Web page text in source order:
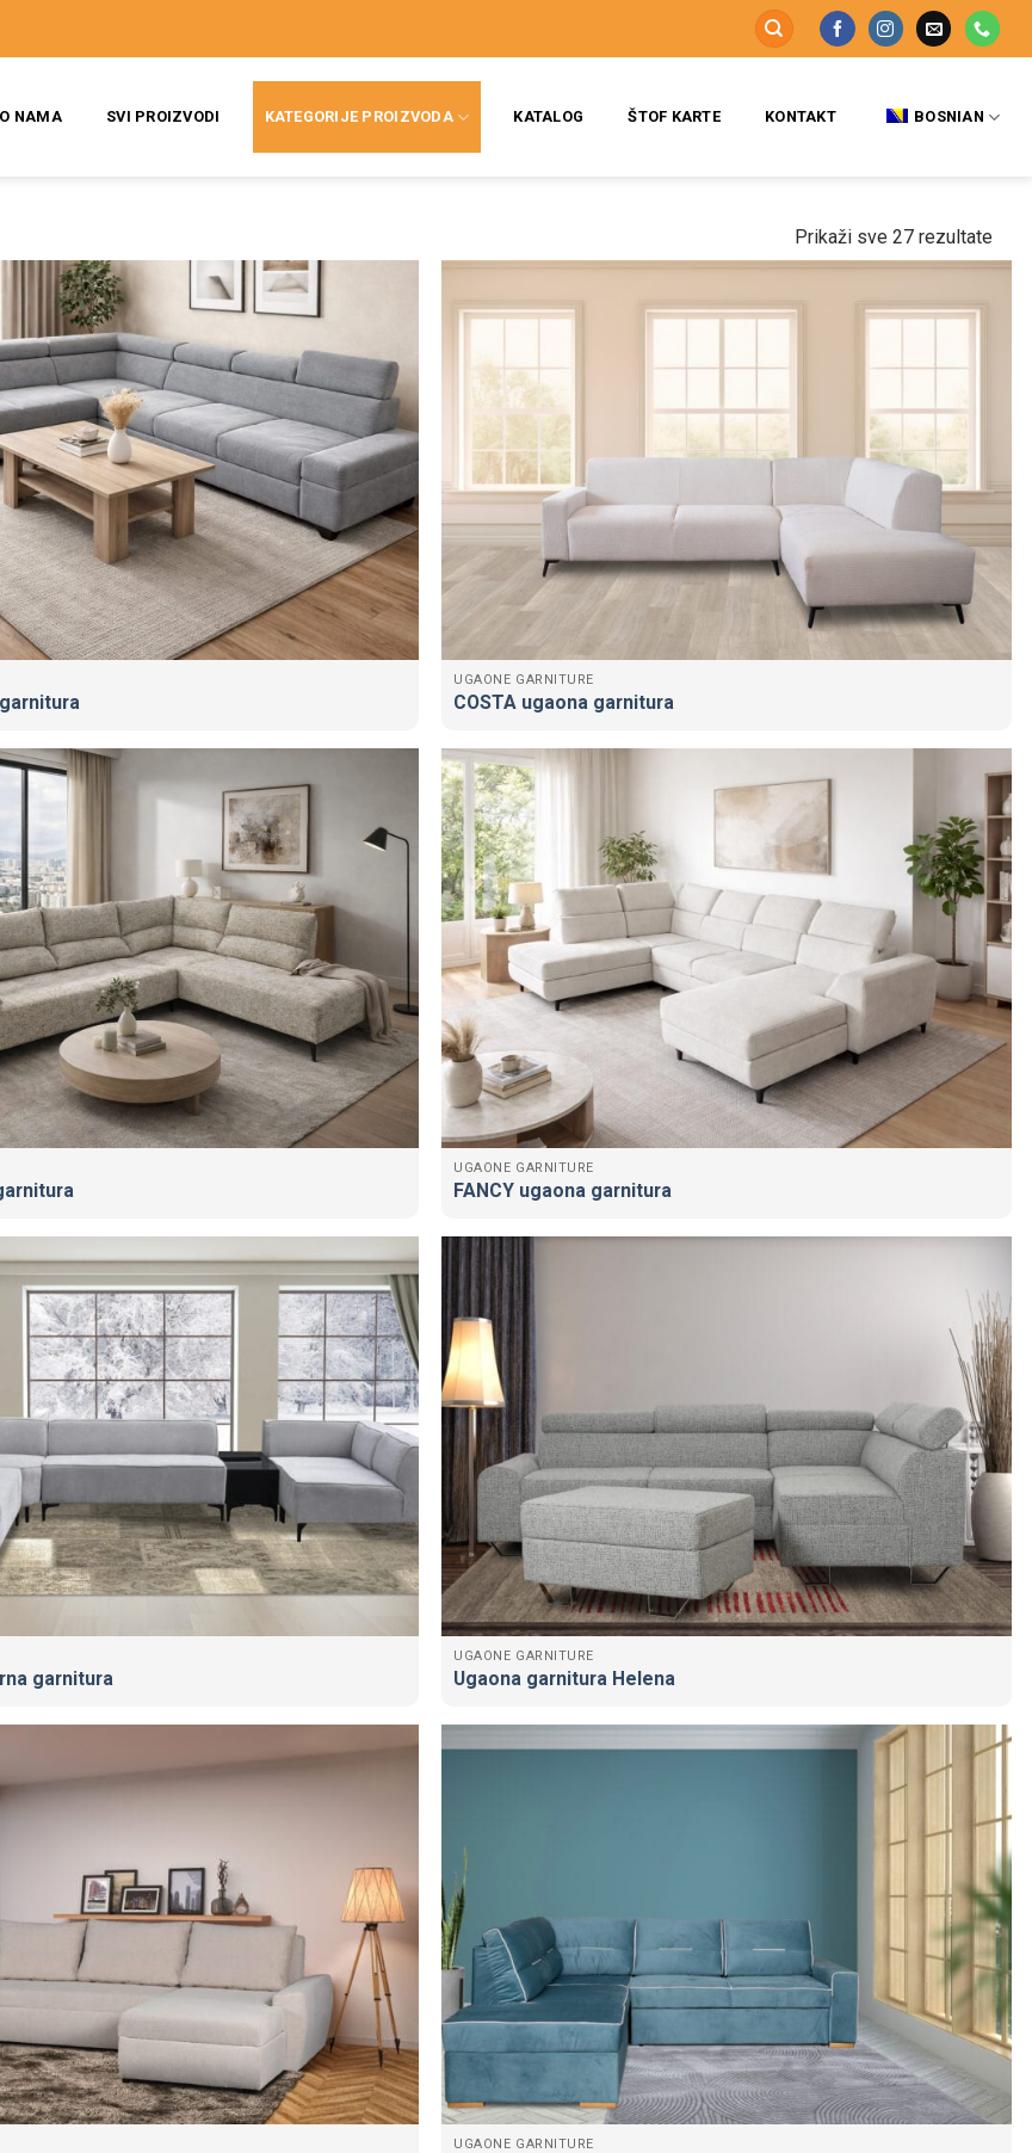
O NAMA SVI PROIZVODI KATEGORIJE PROIZVODA KATALOG ŠTOF KARTE KONTAKT BOSNIAN
Prikaži sve 27 rezultate
UGAONE GARNITURE
COSTA ugaona garnitura
UGAONE GARNITURE
FANCY ugaona garnitura
garnitura
UGAONE GARNITURE
Ugaona garnitura Helena
UGAONE GARNITURE